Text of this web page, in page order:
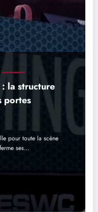
la structure
portes
pour toute la scène
ses…